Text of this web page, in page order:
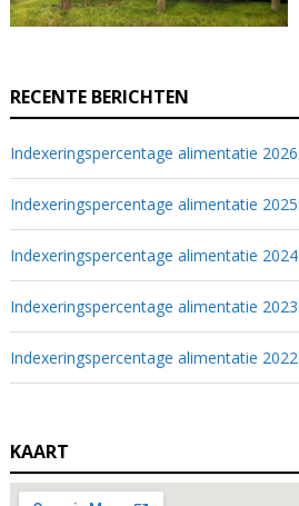
RECENTE BERICHTEN
Indexeringspercentage alimentatie 2026
Indexeringspercentage alimentatie 2025
Indexeringspercentage alimentatie 2024
Indexeringspercentage alimentatie 2023
Indexeringspercentage alimentatie 2022
KAART